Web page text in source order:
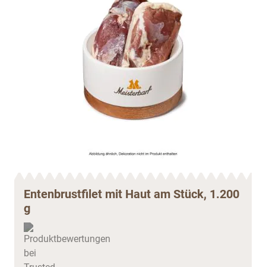
Entenbrustfilet mit Haut am Stück, 1.200
g